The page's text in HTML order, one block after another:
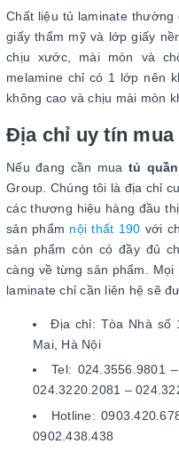
Chất liệu tủ laminate
giấy thẩm mỹ và lớp giấy
chịu xước, mài mòn và
melamine chỉ có 1 lớp nên
không cao và chịu mài mòn
Địa chỉ uy tín mua
Nếu đang cần mua tủ
Group. Chúng tôi là địa chỉ
các thương hiệu hàng đầu
sản phẩm nội thất 190 với
sản phẩm còn có đầy đủ
càng về từng sản phẩm.
laminate chỉ cần liên hệ sẽ
Địa chỉ: Tòa Nhà số
Mai, Hà Nội
Tel: 024.3556.9801
024.3220.2081 –
Hotline:
0902.438.438